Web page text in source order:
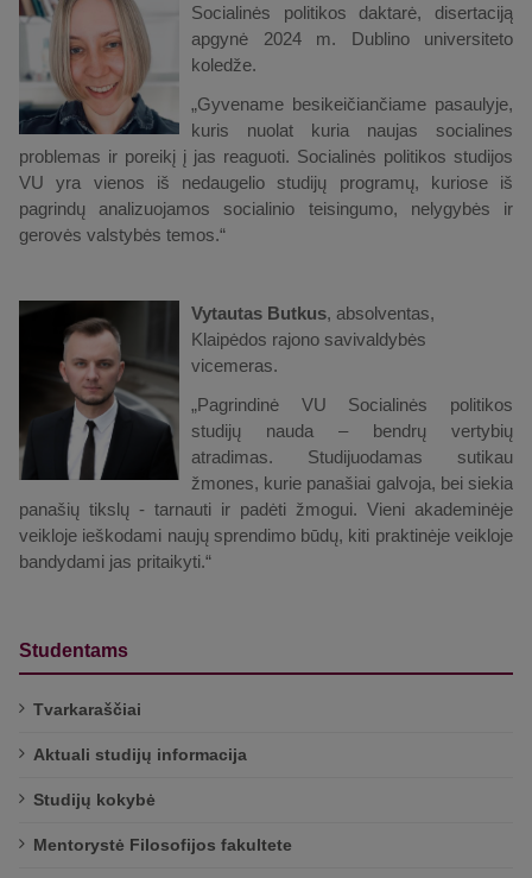
Socialinės politikos daktarė, disertaciją
apgynė 2024 m. Dublino universiteto
koledže.
„Gyvename besikeičiančiame pasaulyje,
kuris nuolat kuria naujas socialines
problemas ir poreikį į jas reaguoti. Socialinės politikos studijos
VU yra vienos iš nedaugelio studijų programų, kuriose iš
pagrindų analizuojamos socialinio teisingumo, nelygybės ir
gerovės valstybės temos.“
Vytautas Butkus, absolventas,
Klaipėdos rajono savivaldybės
vicemeras.
„Pagrindinė VU Socialinės politikos
studijų nauda – bendrų vertybių
atradimas. Studijuodamas sutikau
žmones, kurie panašiai galvoja, bei siekia
panašių tikslų - tarnauti ir padėti žmogui. Vieni akademinėje
veikloje ieškodami naujų sprendimo būdų, kiti praktinėje veikloje
bandydami jas pritaikyti.“
Studentams
Tvarkaraščiai
Aktuali studijų informacija
Studijų kokybė
Mentorystė Filosofijos fakultete